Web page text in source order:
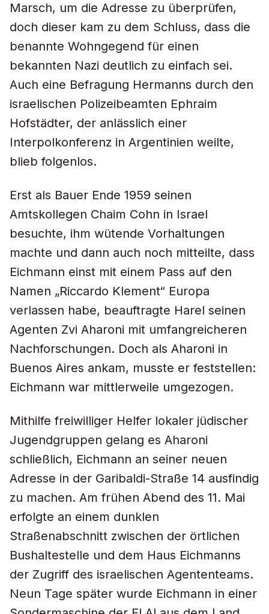
Marsch, um die Adresse zu überprüfen,
doch dieser kam zu dem Schluss, dass die
benannte Wohngegend für einen
bekannten Nazi deutlich zu einfach sei.
Auch eine Befragung Hermanns durch den
israelischen Polizeibeamten Ephraim
Hofstädter, der anlässlich einer
Interpolkonferenz in Argentinien weilte,
blieb folgenlos.
Erst als Bauer Ende 1959 seinen
Amtskollegen Chaim Cohn in Israel
besuchte, ihm wütende Vorhaltungen
machte und dann auch noch mitteilte, dass
Eichmann einst mit einem Pass auf den
Namen „Riccardo Klement“ Europa
verlassen habe, beauftragte Harel seinen
Agenten Zvi Aharoni mit umfangreicheren
Nachforschungen. Doch als Aharoni in
Buenos Aires ankam, musste er feststellen:
Eichmann war mittlerweile umgezogen.
Mithilfe freiwilliger Helfer lokaler jüdischer
Jugendgruppen gelang es Aharoni
schließlich, Eichmann an seiner neuen
Adresse in der Garibaldi-Straße 14 ausfindig
zu machen. Am frühen Abend des 11. Mai
erfolgte an einem dunklen
Straßenabschnitt zwischen der örtlichen
Bushaltestelle und dem Haus Eichmanns
der Zugriff des israelischen Agententeams.
Neun Tage später wurde Eichmann in einer